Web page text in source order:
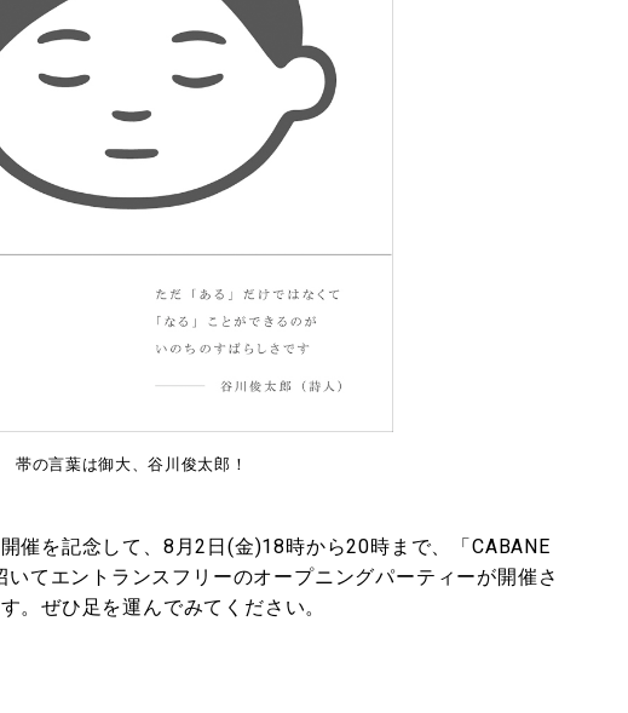
帯の言葉は御大、谷川俊太郎！
催を記念して、8月2日(金)18時から20時まで、「CABANE
てエントランスフリーのオープニングパーティーが開催さ
。ぜひ足を運んでみてください。